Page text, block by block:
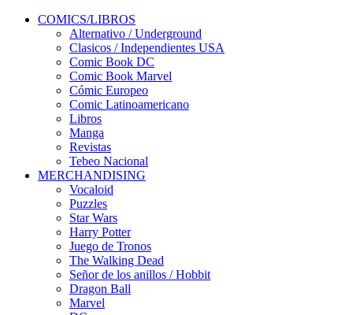
COMICS/LIBROS
Alternativo / Underground
Clasicos / Independientes USA
Comic Book DC
Comic Book Marvel
Cómic Europeo
Comic Latinoamericano
Libros
Manga
Revistas
Tebeo Nacional
MERCHANDISING
Vocaloid
Puzzles
Star Wars
Harry Potter
Juego de Tronos
The Walking Dead
Señor de los anillos / Hobbit
Dragon Ball
Marvel